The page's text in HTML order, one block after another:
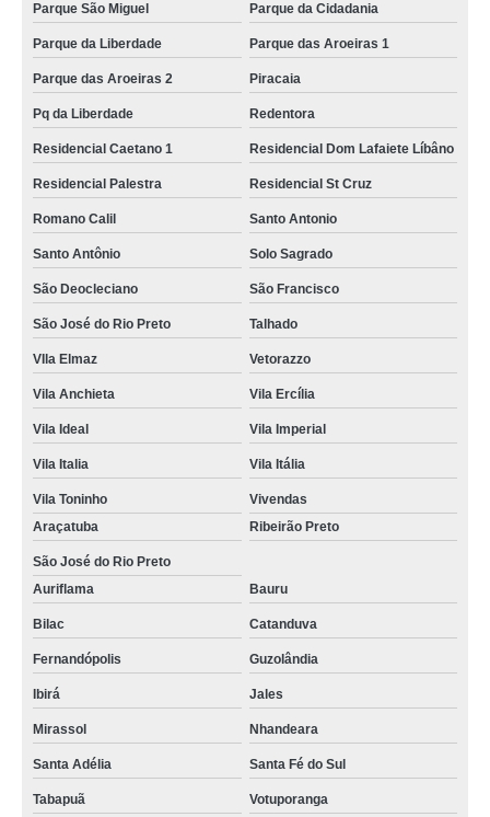
Parque São Miguel Parque da Cidadania
Parque da Liberdade Parque das Aroeiras 1
Parque das Aroeiras 2 Piracaia
Pq da Liberdade Redentora
Residencial Caetano 1 Residencial Dom Lafaiete Líbâno
Residencial Palestra Residencial St Cruz
Romano Calil Santo Antonio
Santo Antônio Solo Sagrado
São Deocleciano São Francisco
São José do Rio Preto Talhado
VIla Elmaz Vetorazzo
Vila Anchieta Vila Ercília
Vila Ideal Vila Imperial
Vila Italia Vila Itália
Vila Toninho
Vivendas
Araçatuba
Ribeirão Preto
São José do Rio Preto
Auriflama
Bauru
Bilac Catanduva
Fernandópolis Guzolândia
Ibirá Jales
Mirassol Nhandeara
Santa Adélia Santa Fé do Sul
Tabapuã Votuporanga